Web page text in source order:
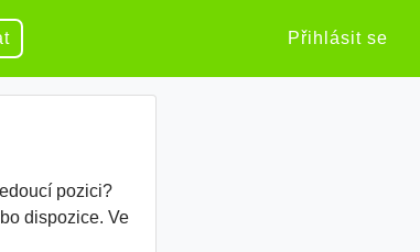
Přihlásit se
pozici?
dispozice. Ve